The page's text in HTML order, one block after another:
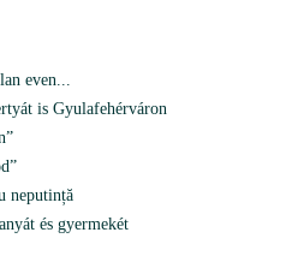
even...
is Gyulafehérváron
neputință
és gyermekét